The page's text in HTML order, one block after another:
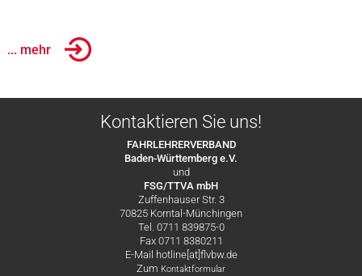
... mehr
Kontaktieren Sie uns!
FAHRLEHRERVERBAND
Baden-Württemberg e.V.
und
FSG/TTVA mbH
Zuffenhauser Str. 3
70825 Korntal-Münchingen
Tel. 0711 839875-0
Fax 0711 8380211
E-Mail hotline[at]flvbw.de
Zum Kontaktformular